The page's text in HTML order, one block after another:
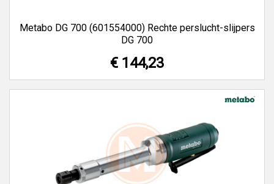
Metabo DG 700 (601554000) Rechte perslucht-slijpers
DG 700
€ 144,23